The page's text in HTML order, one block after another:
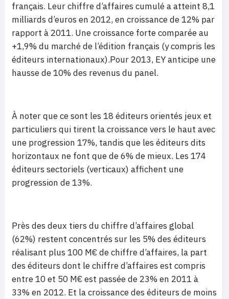
français. Leur chiffre d’affaires cumulé a atteint 8,1
milliards d’euros en 2012, en croissance de 12% par
rapport à 2011. Une croissance forte comparée au
+1,9% du marché de l’édition français (y compris les
éditeurs internationaux).Pour 2013, EY anticipe une
hausse de 10% des revenus du panel.
À noter que ce sont les 18 éditeurs orientés jeux et
particuliers qui tirent la croissance vers le haut avec
une progression 17%, tandis que les éditeurs dits
horizontaux ne font que de 6% de mieux. Les 174
éditeurs sectoriels (verticaux) affichent une
progression de 13%.
Près des deux tiers du chiffre d’affaires global
(62%) restent concentrés sur les 5% des éditeurs
réalisant plus 100 M€ de chiffre d’affaires, la part
des éditeurs dont le chiffre d’affaires est compris
entre 10 et 50 M€ est passée de 23% en 2011 à
33% en 2012. Et la croissance des éditeurs de moins